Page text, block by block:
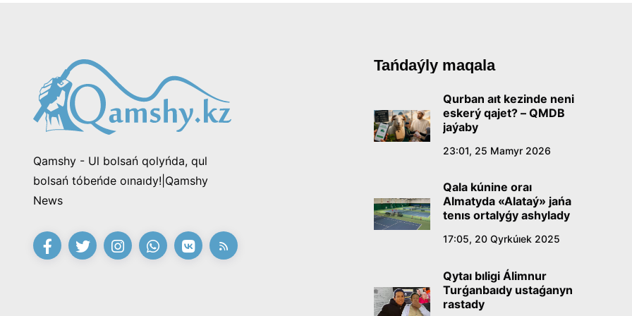
Qamshy - Ul bolsań qolyńda, qul
bolsań tóbeńde oınaıdy!|Qamshy
News
Tańdaýly maqala
Qurban aıt kezinde neni
eskerý qajet? – QMDB
jaýaby
23:01, 25 Mamyr 2026
Qala kúnine oraı
Almatyda «Alataý» jańa
tenıs ortalyǵy ashylady
17:05, 20 Qyrkúıek 2025
Qytaı bıligi Álimnur
Turǵanbaıdy ustaǵanyn
rastady